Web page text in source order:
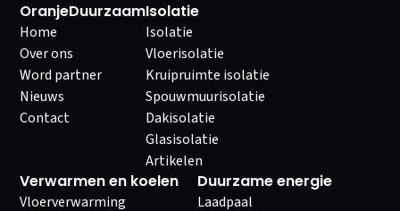
OranjeDuurzaam
Home
Over ons
Word partner
Nieuws
Contact
Isolatie
Isolatie
Vloerisolatie
Kruipruimte isolatie
Spouwmuurisolatie
Dakisolatie
Glasisolatie
Artikelen
Verwarmen en koelen
Vloerverwarming
Duurzame energie
Laadpaal